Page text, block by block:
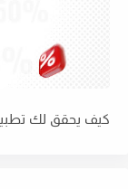
كيف يحقق لك